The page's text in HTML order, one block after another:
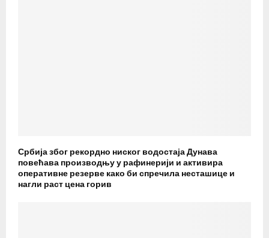
Србија због рекордно ниског водостаја Дунава
повећава производњу у рафинерији и активира
оперативне резерве како би спречила несташице и
нагли раст цена горив